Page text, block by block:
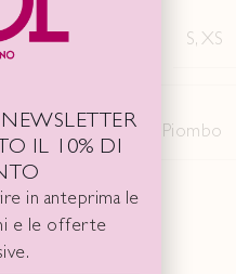
S, XS
Black Piombo
IL 10% DI
in anteprima le
e le offerte